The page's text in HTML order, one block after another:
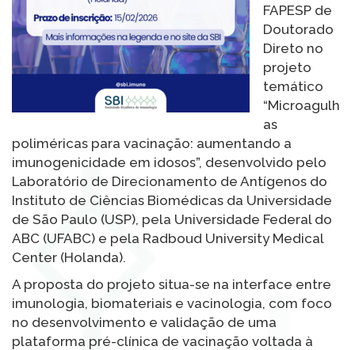
FAPESP de
Doutorado
Direto no
projeto
temático
“Microagulh
as
poliméricas para vacinação: aumentando a
imunogenicidade em idosos”, desenvolvido pelo
Laboratório de Direcionamento de Antígenos do
Instituto de Ciências Biomédicas da Universidade
de São Paulo (USP), pela Universidade Federal do
ABC (UFABC) e pela Radboud University Medical
Center (Holanda).
A proposta do projeto situa-se na interface entre
imunologia, biomateriais e vacinologia, com foco
no desenvolvimento e validação de uma
plataforma pré-clínica de vacinação voltada à